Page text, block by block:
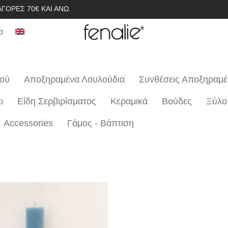
70€ ΚΑΙ ΆΝΩ.
Αποξηραμένα Λουλούδια Συνθέσεις
Είδη Σερβιρίσματος Κεραμικά Βούδες Ξύλο
Accessories Γάμος - Βάπτιση